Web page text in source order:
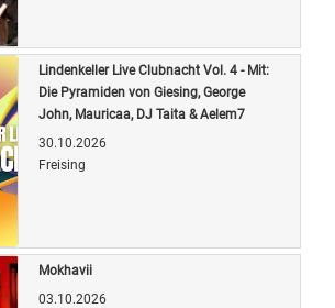
Lindenkeller Live Clubnacht Vol. 4 - Mit:
Die Pyramiden von Giesing, George
John, Mauricaa, DJ Taita & Aelem7
30.10.2026
Freising
Mokhavii
03.10.2026